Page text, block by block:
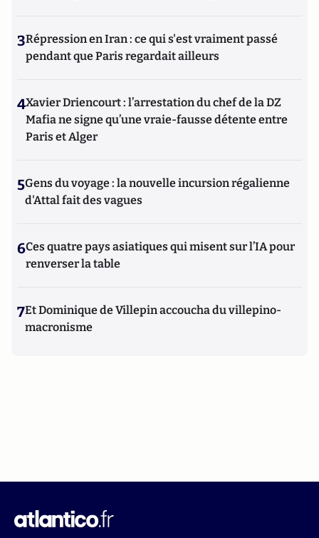
3Répression en Iran : ce qui s'est vraiment passé
pendant que Paris regardait ailleurs
4Xavier Driencourt : l’arrestation du chef de la DZ
Mafia ne signe qu’une vraie-fausse détente entre
Paris et Alger
5Gens du voyage : la nouvelle incursion régalienne
d'Attal fait des vagues
6Ces quatre pays asiatiques qui misent sur l’IA pour
renverser la table
7Et Dominique de Villepin accoucha du villepino-
macronisme